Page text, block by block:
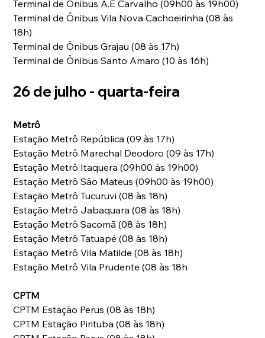
Terminal de Ônibus A.E Carvalho (09h00 às 19h00)
Terminal de Ônibus Vila Nova Cachoeirinha (08 às
18h)
Terminal de Ônibus Grajau (08 às 17h)
Terminal de Ônibus Santo Amaro (10 às 16h)
26 de julho - quarta-feira
Metrô
Estação Metrô República (09 às 17h)
Estação Metrô Marechal Deodoro (09 às 17h)
Estação Metrô Itaquera (09h00 às 19h00)
Estação Metrô São Mateus (09h00 às 19h00)
Estação Metrô Tucuruvi (08 às 18h)
Estação Metrô Jabaquara (08 às 18h)
Estação Metrô Sacomã (08 às 18h)
Estação Metrô Tatuapé (08 às 18h)
Estação Metrô Vila Matilde (08 às 18h)
Estação Metrô Vila Prudente (08 às 18h
CPTM
CPTM Estação Perus (08 às 18h)
CPTM Estação Pirituba (08 às 18h)